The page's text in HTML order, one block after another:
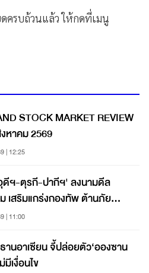
ดครบถ้วนแล้ว ให้กดที่เมนู
STOCK MARKET REVIEW
หาคม 2569
| 12:25
ดีฯ-ตุรกี-ปากีฯ' ลงนามดีล
เสริมแกร่งกองทัพ ต้านภัย
| 11:00
านอาเซียน จี้ปล่อยตัว‘อองซาน
มีเงื่อนไข